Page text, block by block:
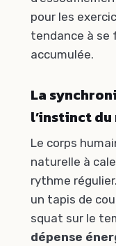
pour les
tendance à se
accumulée.
La
l’instinct
Le corps
naturelle à
rythme
un tapis de
squat sur le
dépense